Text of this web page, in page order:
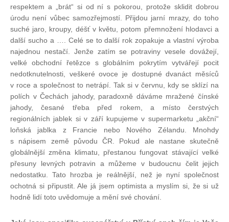
respektem a „brát“ si od ní s pokorou, protože sklidit dobrou
úrodu není vůbec samozřejmostí. Přijdou jarní mrazy, do toho
suché jaro, kroupy, déšť v květu, potom přemnožení hlodavci a
další sucho a …. Celé se to další rok zopakuje a vlastní výroba
najednou nestačí. Jenže zatím se potraviny vesele dovážejí,
velké obchodní řetězce s globálním pokrytím vytvářejí pocit
nedotknutelnosti, veškeré ovoce je dostupné dvanáct měsíců
v roce a společnost to netrápí. Tak si v červnu, kdy se sklízí na
polích v Čechách jahody, paradoxně dáváme mražené čínské
jahody, česané třeba před rokem, a místo čerstvých
regionálních jablek si v září kupujeme v supermarketu „akční“
loňská jablka z Francie nebo Nového Zélandu. Mnohdy
s nápisem země původu ČR. Pokud ale nastane skutečně
globálnější změna klimatu, přestanou fungovat stávající velké
přesuny levných potravin a můžeme v budoucnu čelit jejich
nedostatku. Tato hrozba je reálnější, než je nyní společnost
ochotná si připustit. Ale já jsem optimista a myslím si, že si už
hodně lidí toto uvědomuje a mění své chování.